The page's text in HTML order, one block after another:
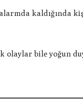
kaldığında
olaylar bile yoğun